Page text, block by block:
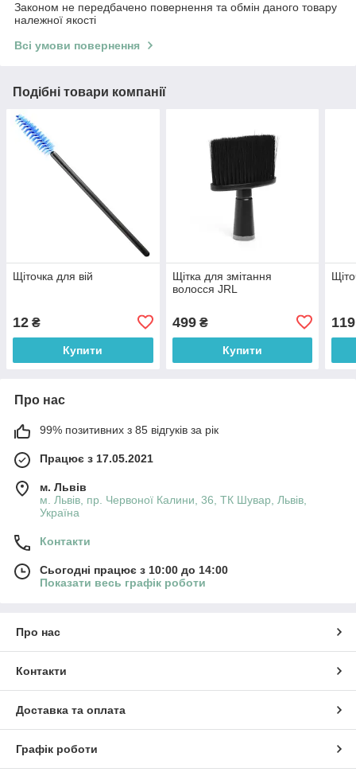
Законом не передбачено повернення та обмін даного товару
належної якості
Всі умови повернення
Подібні товари компанії
Щіточка для вій
12 ₴
Купити
Щітка для змітання
волосся JRL
499₴
Купити
119
Про нас
99% позитивних з 85 відгуків за рік
Працює з 17.05.2021
м. Львів
м. Львів, пр. Червоної Калини, 36, ТК Шувар, Львів,
Україна
Контакти
Сьогодні працює з 10:00 до 14:00
Показати весь графік роботи
Про нас
Контакти
Доставка та оплата
Графік роботи